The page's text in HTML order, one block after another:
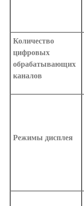
Количество
цифровых
обрабатывающих
каналов
Режимы дисплея